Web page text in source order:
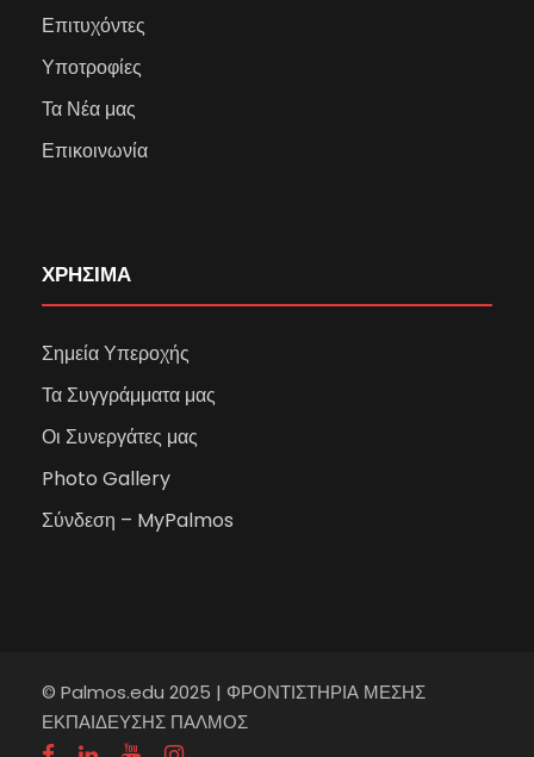
Επιτυχόντες
Υποτροφίες
Τα Νέα μας
Επικοινωνία
ΧΡΗΣΙΜΑ
Σημεία Υπεροχής
Τα Συγγράμματα μας
Οι Συνεργάτες μας
Photo Gallery
Σύνδεση – MyPalmos
© Palmos.edu 2025 | ΦΡΟΝΤΙΣΤΗΡΙΑ ΜΕΣΗΣ
ΕΚΠΑΙΔΕΥΣΗΣ ΠΑΛΜΟΣ